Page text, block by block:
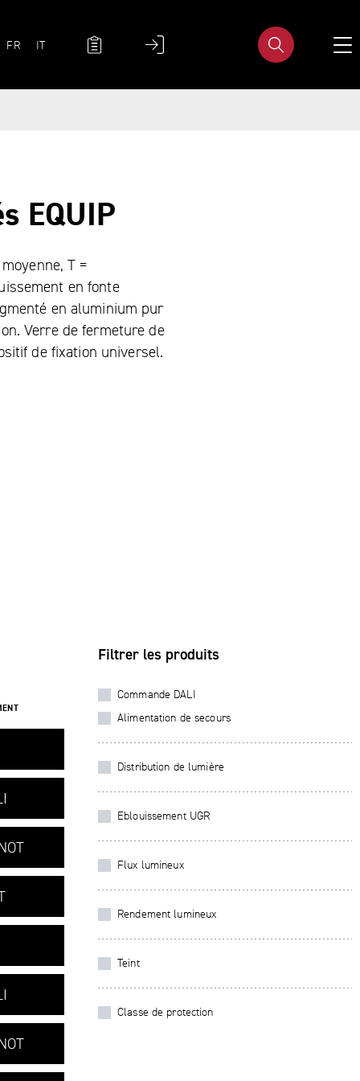
NAVIGATION
FR IT MÉTA-NAVIGATION
EQUIP
T =
en fonte
en aluminium pur
Verre de fermeture de
de fixation universel.
Filtrer les produits
Commande DALI
Alimentation de secours
Distribution de lumière
Eblouissement UGR
Flux lumineux
Rendement lumineux
Teint
Classe de protection